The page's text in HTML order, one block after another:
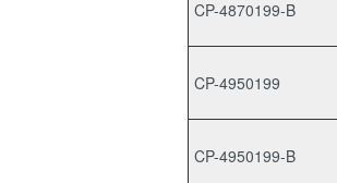
CP-4870199-B
CP-4950199
CP-4950199-B